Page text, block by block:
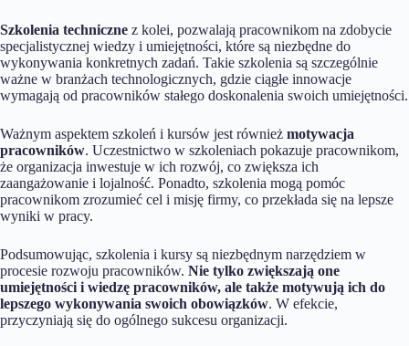
Szkolenia techniczne z kolei, pozwalają pracownikom na zdobycie
specjalistycznej wiedzy i umiejętności, które są niezbędne do
wykonywania konkretnych zadań. Takie szkolenia są szczególnie
ważne w branżach technologicznych, gdzie ciągłe innowacje
wymagają od pracowników stałego doskonalenia swoich umiejętności.
Ważnym aspektem szkoleń i kursów jest również motywacja
pracowników. Uczestnictwo w szkoleniach pokazuje pracownikom,
że organizacja inwestuje w ich rozwój, co zwiększa ich
zaangażowanie i lojalność. Ponadto, szkolenia mogą pomóc
pracownikom zrozumieć cel i misję firmy, co przekłada się na lepsze
wyniki w pracy.
Podsumowując, szkolenia i kursy są niezbędnym narzędziem w
procesie rozwoju pracowników. Nie tylko zwiększają one
umiejętności i wiedzę pracowników, ale także motywują ich do
lepszego wykonywania swoich obowiązków. W efekcie,
przyczyniają się do ogólnego sukcesu organizacji.